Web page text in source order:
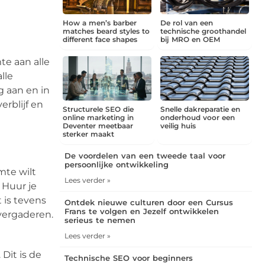
aan alle
aan en in
en
wilt
je
is tevens
is de
How a men’s barber
matches beard styles to
different face shapes
De rol van een
technische groothandel
bij MRO en OEM
Structurele SEO die
online marketing in
Deventer meetbaar
sterker maakt
Snelle dakreparatie en
onderhoud voor een
veilig huis
De voordelen van een tweede taal voor
persoonlijke ontwikkeling
Lees verder »
Ontdek nieuwe culturen door een Cursus
Frans te volgen en Jezelf ontwikkelen
serieus te nemen
Lees verder »
Technische SEO voor beginners